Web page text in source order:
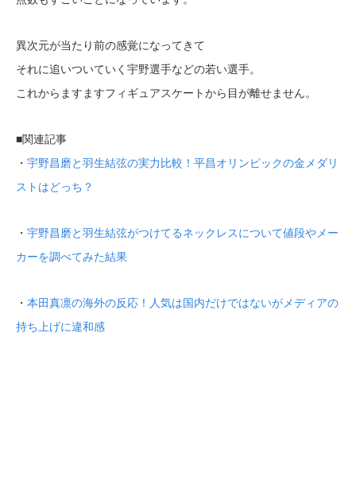
異次元が当たり前の感覚になってきて
それに追いついていく宇野選手などの若い選手。
これからますますフィギュアスケートから目が離せません。
■関連記事
・ 宇野昌磨と羽生結弦の実力比較！平昌オリンピックの金メダリ
ストはどっち？
・ 宇野昌磨と羽生結弦がつけてるネックレスについて値段やメー
カーを調べてみた結果
・ 本田真凛の海外の反応！人気は国内だけではないがメディアの
持ち上げに違和感